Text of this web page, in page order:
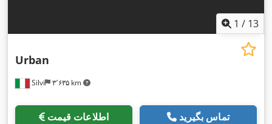
1 / 13
Silvi ۳٬۶۳۵ km
Urban
اطلاعات قیمت تماس بگیرید